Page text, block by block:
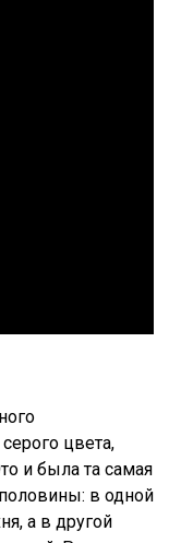
цвета,
и была та самая
в одной
а в другой